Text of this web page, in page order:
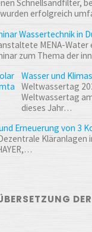
Schnellsandfilter,
erfolgreich
Wassertechnik in
MENA-Water
zum Thema der
Wasser und
Weltwassertag
Weltwassertag
dieses Jahr…
Erneuerung von 3
Kläranlagen